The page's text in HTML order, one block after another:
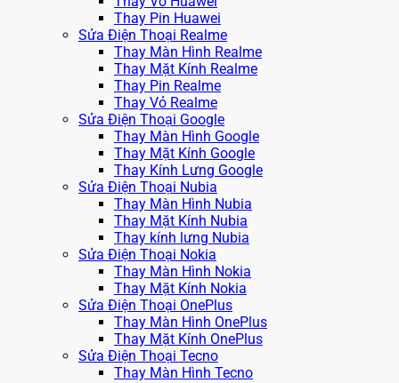
Thay Pin Huawei
Sửa Điện Thoại Realme
Thay Màn Hình Realme
Thay Mặt Kính Realme
Thay Pin Realme
Thay Vỏ Realme
Sửa Điện Thoại Google
Thay Màn Hình Google
Thay Mặt Kính Google
Thay Kính Lưng Google
Sửa Điện Thoại Nubia
Thay Màn Hình Nubia
Thay Mặt Kính Nubia
Thay kính lưng Nubia
Sửa Điện Thoại Nokia
Thay Màn Hình Nokia
Thay Mặt Kính Nokia
Sửa Điện Thoại OnePlus
Thay Màn Hình OnePlus
Thay Mặt Kính OnePlus
Sửa Điện Thoại Tecno
Thay Màn Hình Tecno